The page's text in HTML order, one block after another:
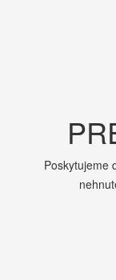
Poskytujeme